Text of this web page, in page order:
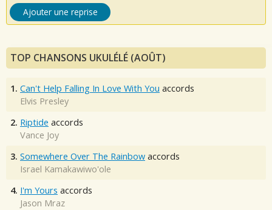
Ajouter une reprise
TOP CHANSONS UKULÉLÉ (AOÛT)
1. Can't Help Falling In Love With You accords
Elvis Presley
2. Riptide accords
Vance Joy
3. Somewhere Over The Rainbow accords
Israel Kamakawiwo'ole
4. I'm Yours accords
Jason Mraz